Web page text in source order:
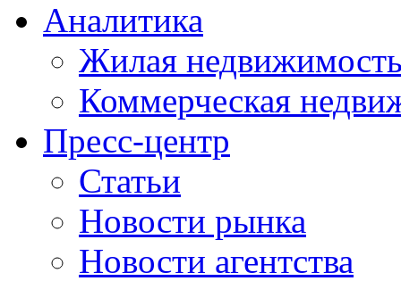
Аналитика
Жилая
Коммерческая
Пресс-центр
Статьи
Новости рынка
Новости агентства